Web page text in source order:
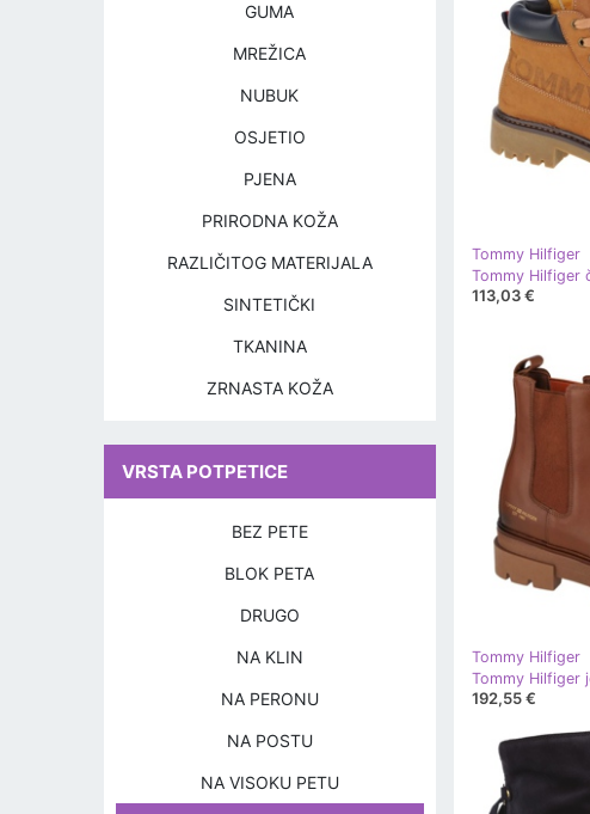
Tommy Hilfiger
113,03 €
Tommy Hilfiger
192,55 €
GUMA
MREŽICA
NUBUK
OSJETIO
PJENA
PRIRODNA KOŽA
RAZLIČITOG MATERIJALA
SINTETIČKI
TKANINA
ZRNASTA KOŽA
VRSTA POTPETICE
BEZ PETE
BLOK PETA
DRUGO
NA KLIN
NA PERONU
NA POSTU
NA VISOKU PETU